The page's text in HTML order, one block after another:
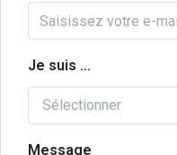
Je suis ...
Sélectionner
Message